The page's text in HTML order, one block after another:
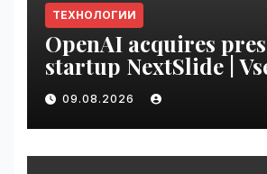
ТЕХНОЛОГИИ
OpenAI acquires
startup NextSlide |
09.08.2026